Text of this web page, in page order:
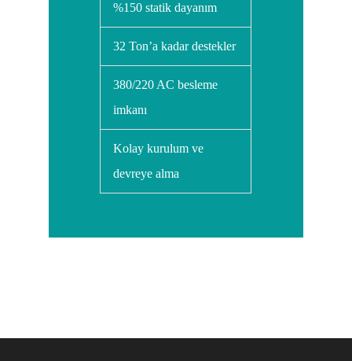
%150 statik dayanım
32 Ton’a kadar destekler
380/220 AC besleme
imkanı
Kolay kurulum ve
devreye alma